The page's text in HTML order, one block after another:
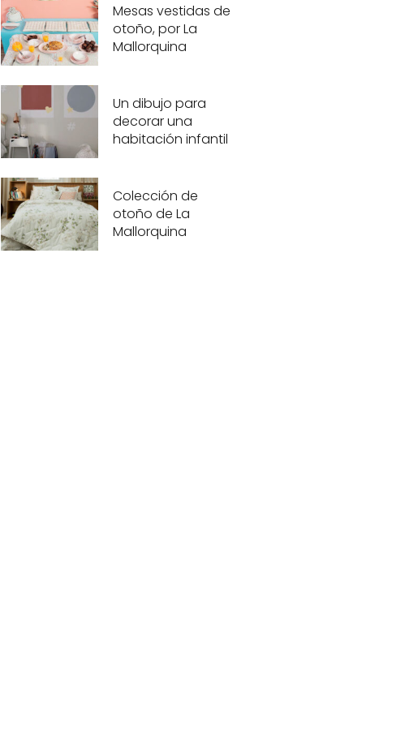
Mesas vestidas de
otoño, por La
Mallorquina
Un dibujo para
decorar una
habitación infantil
Colección de
otoño de La
Mallorquina